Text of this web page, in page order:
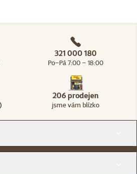
321 000 180
Po–Pá 7:00 – 18:00
206 prodejen
jsme vám blízko